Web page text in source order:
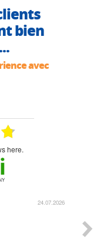
bien
avec
here.
24.07.2026